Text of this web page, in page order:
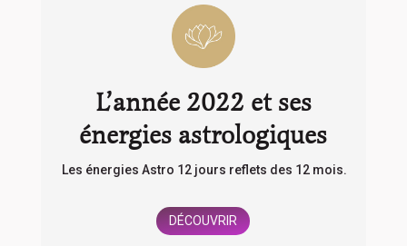
L’année 2022 et ses
énergies astrologiques
Les énergies Astro 12 jours reflets des 12 mois.
DÉCOUVRIR